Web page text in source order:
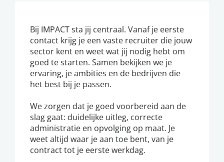
Bij IMPACT sta jij centraal. Vanaf je eerste
contact krijg je een vaste recruiter die jouw
sector kent en weet wat jij nodig hebt om
goed te starten. Samen bekijken we je
ervaring, je ambities en de bedrijven die
het best bij je passen.
We zorgen dat je goed voorbereid aan de
slag gaat: duidelijke uitleg, correcte
administratie en opvolging op maat. Je
weet altijd waar je aan toe bent, van je
contract tot je eerste werkdag.